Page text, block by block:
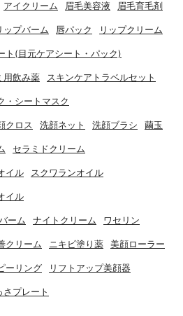
アイクリーム 眉毛美容液 眉毛育毛剤
ップバーム 唇パック リップクリーム
ト(目元ケアシート・パック)
用飲み薬 スキンケアトラベルセット
・シートマスク
クロス 洗顔ネット 洗顔ブラシ 繭玉
セラミドクリーム
イル スクワランオイル
イル
ーム ナイトクリーム ワセリン
クリーム ニキビ塗り薬 美顔ローラー
ーリング リフトアップ美顔器
さプレート